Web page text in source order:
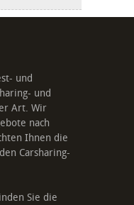
und
und
Art. Wir
nach
Ihnen die
Carsharing-
Sie die